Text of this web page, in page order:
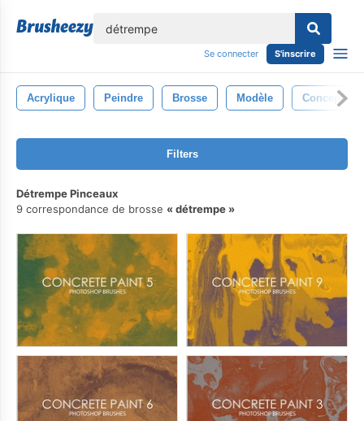
Se connecter S'inscrire
Acrylique Peindre Brosse Modèle Conception
Filters
Détrempe Pinceaux
9 correspondance de brosse
détrempe